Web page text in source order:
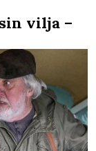
vilja –